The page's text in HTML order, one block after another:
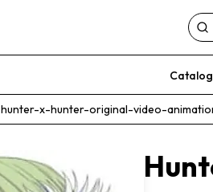
hunter-x-hunter-original-video-